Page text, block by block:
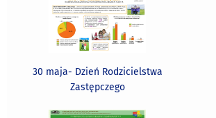
30 maja- Dzień Rodzicielstwa
Zastępczego